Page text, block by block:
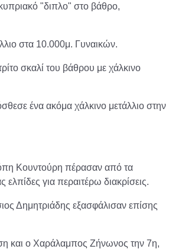
"διπλο" στο βάθρο,
στα 10.000μ. Γυναικών.
σκαλί του βάθρου με χάλκινο
ένα ακόμα χάλκινο μετάλλιο στην
Κουντούρη πέρασαν από τα
για περαιτέρω διακρίσεις.
Δημητριάδης εξασφάλισαν επίσης
και ο Χαράλαμπος Ζήνωνος την 7η,